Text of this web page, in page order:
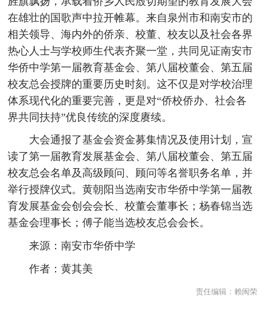
在雄壮的国歌声中拉开帷幕。来自泉州市和南安市的
相关领导、海内外的侨亲、校董、校友以及社会各界
热心人士与学校师生代表齐聚一堂，共同见证南安市
华侨中学第一届教育基金会、第八届校董会、第五届
校友总会授牌的重要历史时刻。这不仅是对学校治理
体系现代化的重要完善，更是对“侨校侨办、社会各
界共同扶持”优良传统的深度赓续。
大会通报了基金会资金募集情况及使用计划，宣
读了第一届教育发展基金会、第八届校董会、第五届
校友总会名单及高级顾问、顾问等名誉职务名单，并
举行授牌仪式。黄朝阳当选南安市华侨中学第一届教
育发展基金会创会会长、校董会董事长；杨春锦当选
基金会理事长；傅子能当选校友总会会长。
来源：南安市华侨中学
作者：黄其美
责任编辑： 赖闽荣